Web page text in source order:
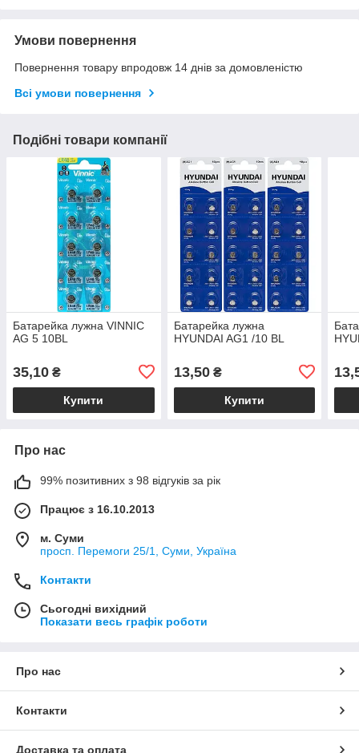
Умови повернення
Повернення товару впродовж 14 днів за домовленістю
Всі умови повернення
Подібні товари компанії
Батарейка лужна VINNIC
AG 5 10BL
35,10 ₴
Купити
Батарейка лужна
HYUNDAI AG1 /10 BL
13,50₴
Купити
Про нас
99% позитивних з 98 відгуків за рік
Працює з 16.10.2013
м. Суми
просп. Перемоги 25/1, Суми, Україна
Контакти
Сьогодні вихідний
Показати весь графік роботи
Про нас
Контакти
Доставка та оплата